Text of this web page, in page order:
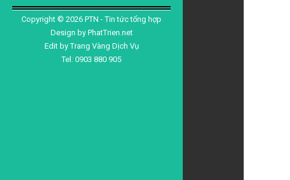
Copyright © 2026 PTN - Tin tức tổng hợp
Design by PhatTrien.net
Edit byTrang Vàng Dịch Vụ
Tel: 0903 880 905